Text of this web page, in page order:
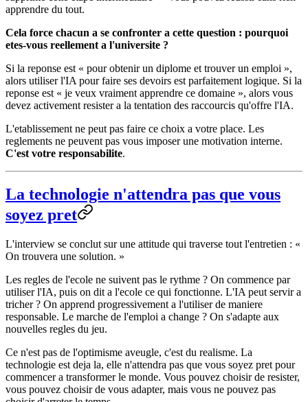
apprendre du tout.
Cela force chacun a se confronter a cette question : pourquoi
etes-vous reellement a l'universite ?
Si la reponse est « pour obtenir un diplome et trouver un emploi »,
alors utiliser l'IA pour faire ses devoirs est parfaitement logique. Si la
reponse est « je veux vraiment apprendre ce domaine », alors vous
devez activement resister a la tentation des raccourcis qu'offre l'IA.
L'etablissement ne peut pas faire ce choix a votre place. Les
reglements ne peuvent pas vous imposer une motivation interne.
C'est votre responsabilite.
La technologie n'attendra pas que vous
soyez pret
L'interview se conclut sur une attitude qui traverse tout l'entretien : «
On trouvera une solution. »
Les regles de l'ecole ne suivent pas le rythme ? On commence par
utiliser l'IA, puis on dit a l'ecole ce qui fonctionne. L'IA peut servir a
tricher ? On apprend progressivement a l'utiliser de maniere
responsable. Le marche de l'emploi a change ? On s'adapte aux
nouvelles regles du jeu.
Ce n'est pas de l'optimisme aveugle, c'est du realisme. La
technologie est deja la, elle n'attendra pas que vous soyez pret pour
commencer a transformer le monde. Vous pouvez choisir de resister,
vous pouvez choisir de vous adapter, mais vous ne pouvez pas